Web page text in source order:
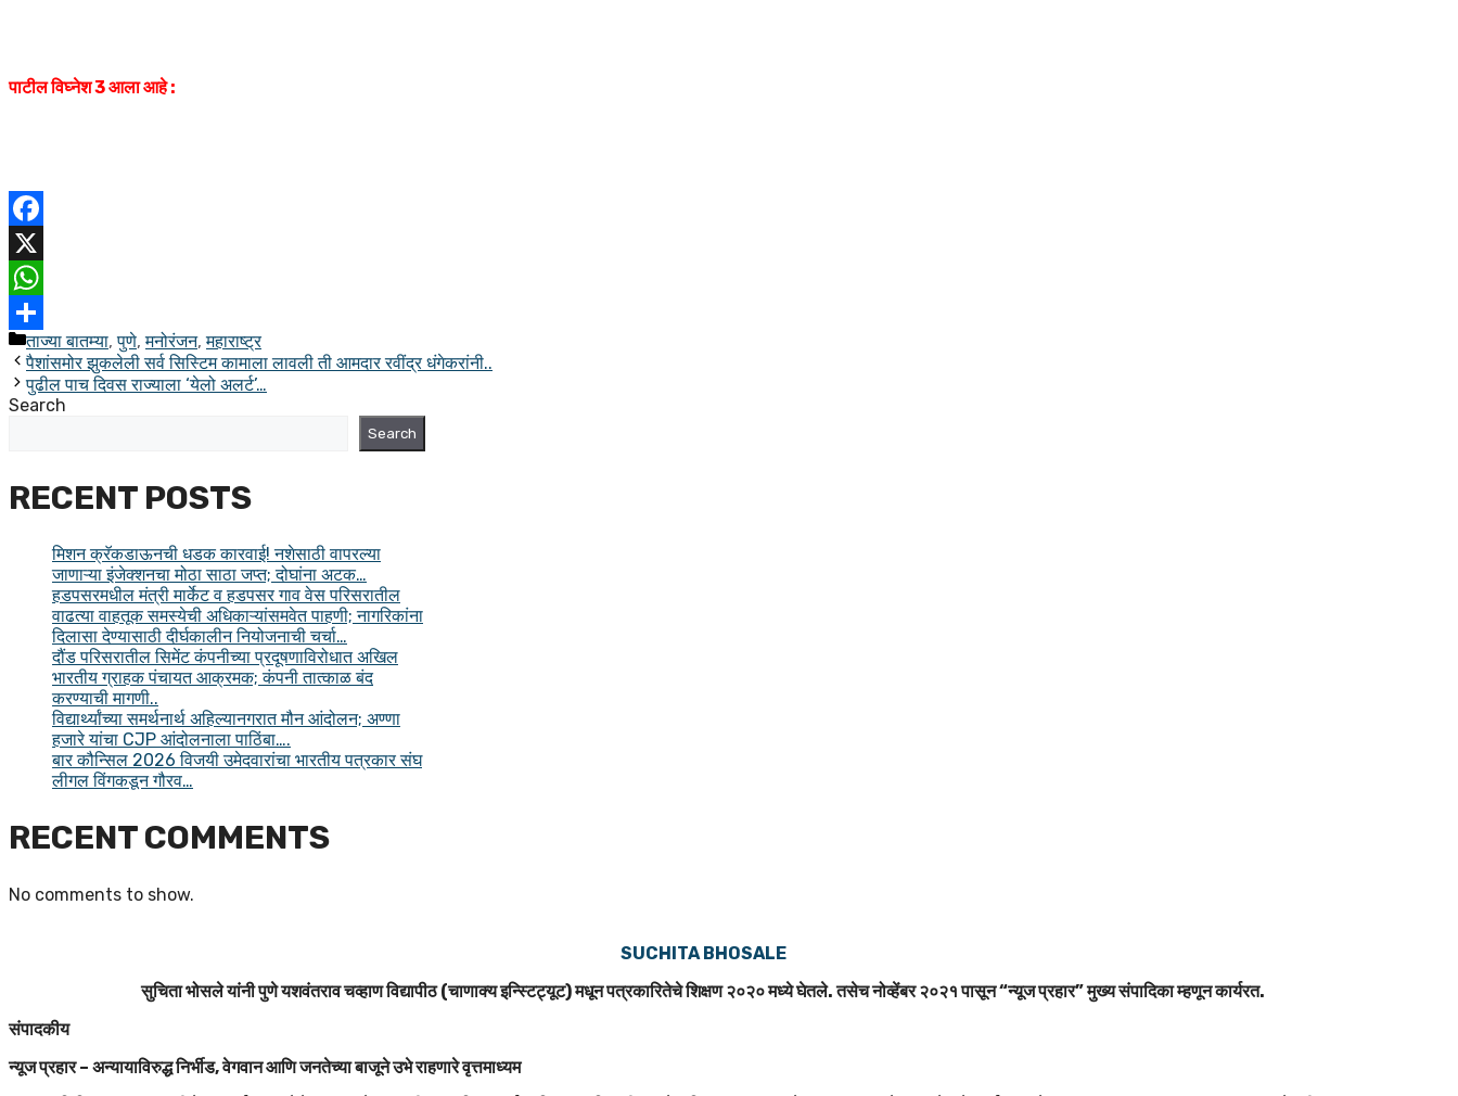
पाटील विघ्नेश 3 आला आहे :
Facebook
X
WhatsApp
Share
ताज्या बातम्या,पुणे,मनोरंजन,महाराष्ट्र
पैशांसमोर झुकलेली सर्व सिस्टिम कामाला लावली ती आमदार रवींद्र धंगेकरांनी..
पुढील पाच दिवस राज्याला ‘येलो अलर्ट’…
Search
Search
RECENT POSTS
मिशन क्रॅकडाऊनची धडक कारवाई! नशेसाठी वापरल्या
जाणाऱ्या इंजेक्शनचा मोठा साठा जप्त; दोघांना अटक…
हडपसरमधील मंत्री मार्केट व हडपसर गाव वेस परिसरातील
वाढत्या वाहतूक समस्येची अधिकाऱ्यांसमवेत पाहणी; नागरिकांना
दिलासा देण्यासाठी दीर्घकालीन नियोजनाची चर्चा…
दौंड परिसरातील सिमेंट कंपनीच्या प्रदूषणाविरोधात अखिल
भारतीय ग्राहक पंचायत आक्रमक; कंपनी तात्काळ बंद
करण्याची मागणी..
विद्यार्थ्यांच्या समर्थनार्थ अहिल्यानगरात मौन आंदोलन; अण्णा
हजारे यांचा CJP आंदोलनाला पाठिंबा….
बार कौन्सिल 2026 विजयी उमेदवारांचा भारतीय पत्रकार संघ
लीगल विंगकडून गौरव…
RECENT COMMENTS
No comments to show.
SUCHITA BHOSALE
सुचिता भोसले यांनी पुणे यशवंतराव चव्हाण विद्यापीठ (चाणाक्य इन्स्टिट्यूट) मधून पत्रकारितेचे शिक्षण २०२० मध्ये घेतले. तसेच नोव्हेंबर २०२१ पासून “न्यूज प्रहार” मुख्य संपादिका म्हणून कार्यरत.
संपादकीय
न्यूज प्रहार – अन्यायाविरुद्ध निर्भीड, वेगवान आणि जनतेच्या बाजूने उभे राहणारे वृत्तमाध्यम